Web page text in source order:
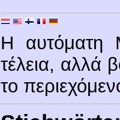
Η αυτόματη
τέλεια, αλλά
το